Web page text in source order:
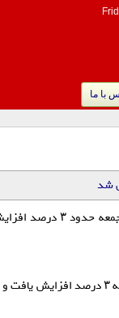
با ما
شد